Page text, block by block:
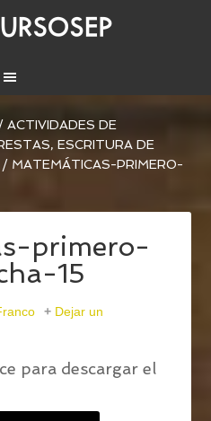
ACTIVIDADES DE
ESCRITURA DE
/ MATEMÁTICAS-PRIMERO-
primero-
15
Dejar un
para descargar el